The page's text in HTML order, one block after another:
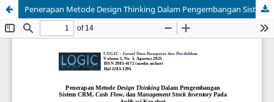
Penerapan Metode Design Thinking Dalam Pengembangan Sistem CRM, Cash Flow, dan Management Stock Inventory Pada Aplikasi Krealogi